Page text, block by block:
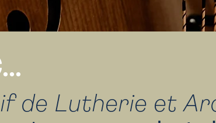
de Lutherie et